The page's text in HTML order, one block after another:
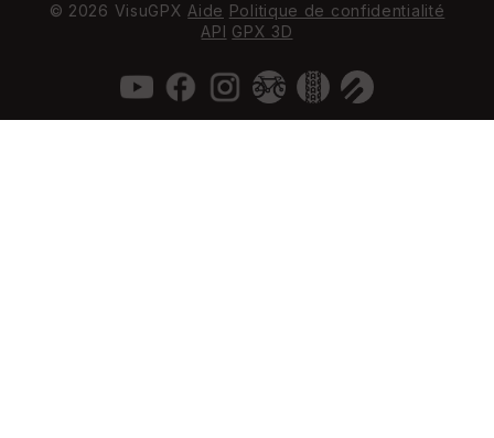
© 2026 VisuGPX Aide Politique de confidentialité
API GPX 3D